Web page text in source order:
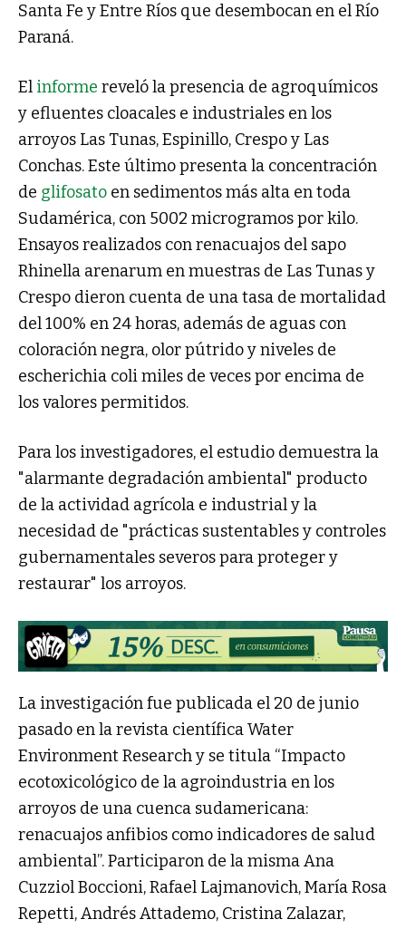
Santa Fe y Entre Ríos que desembocan en el Río
Paraná.
El informe reveló la presencia de agroquímicos
y efluentes cloacales e industriales en los
arroyos Las Tunas, Espinillo, Crespo y Las
Conchas. Este último presenta la concentración
de glifosato en sedimentos más alta en toda
Sudamérica, con 5002 microgramos por kilo.
Ensayos realizados con renacuajos del sapo
Rhinella arenarum en muestras de Las Tunas y
Crespo dieron cuenta de una tasa de mortalidad
del 100% en 24 horas, además de aguas con
coloración negra, olor pútrido y niveles de
escherichia coli miles de veces por encima de
los valores permitidos.
Para los investigadores, el estudio demuestra la
"alarmante degradación ambiental" producto
de la actividad agrícola e industrial y la
necesidad de "prácticas sustentables y controles
gubernamentales severos para proteger y
restaurar" los arroyos.
La investigación fue publicada el 20 de junio
pasado en la revista científica Water
Environment Research y se titula “Impacto
ecotoxicológico de la agroindustria en los
arroyos de una cuenca sudamericana:
renacuajos anfibios como indicadores de salud
ambiental”. Participaron de la misma Ana
Cuzziol Boccioni, Rafael Lajmanovich, María Rosa
Repetti, Andrés Attademo, Cristina Zalazar,